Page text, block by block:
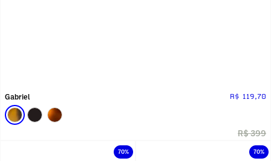
Gabriel R$ 119,70
R$ 399
70% 70%